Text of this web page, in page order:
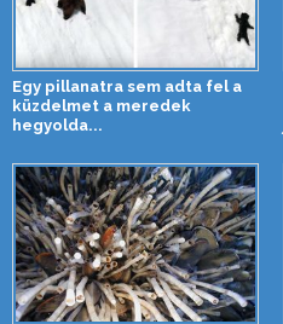
Egy pillanatra sem adta fel a
küzdelmet a meredek
hegyolda...